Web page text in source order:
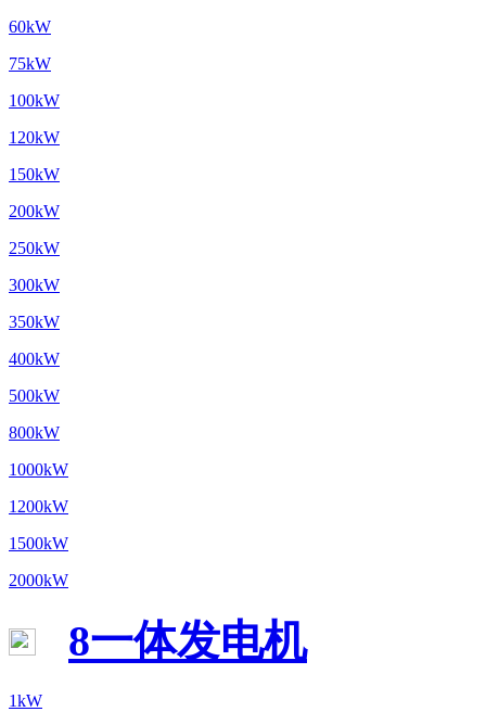
60kW
75kW
100kW
120kW
150kW
200kW
250kW
300kW
350kW
400kW
500kW
800kW
1000kW
1200kW
1500kW
2000kW
8一体发电机
1kW